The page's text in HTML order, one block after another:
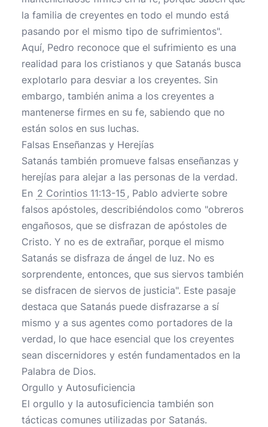
la familia de creyentes en todo el mundo está
pasando por el mismo tipo de sufrimientos".
Aquí, Pedro reconoce que el sufrimiento es una
realidad para los cristianos y que Satanás busca
explotarlo para desviar a los creyentes. Sin
embargo, también anima a los creyentes a
mantenerse firmes en su fe, sabiendo que no
están solos en sus luchas.
Falsas Enseñanzas y Herejías
Satanás también promueve falsas enseñanzas y
herejías para alejar a las personas de la verdad.
En 2 Corintios 11:13-15 , Pablo advierte sobre
falsos apóstoles, describiéndolos como "obreros
engañosos, que se disfrazan de apóstoles de
Cristo. Y no es de extrañar, porque el mismo
Satanás se disfraza de ángel de luz. No es
sorprendente, entonces, que sus siervos también
se disfracen de siervos de justicia". Este pasaje
destaca que Satanás puede disfrazarse a sí
mismo y a sus agentes como portadores de la
verdad, lo que hace esencial que los creyentes
sean discernidores y estén fundamentados en la
Palabra de Dios.
Orgullo y Autosuficiencia
El orgullo y la autosuficiencia también son
tácticas comunes utilizadas por Satanás.